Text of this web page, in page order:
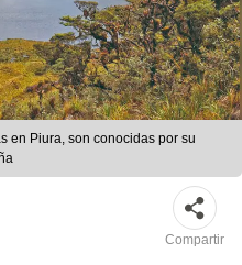
en Piura, son conocidas por su
Compartir